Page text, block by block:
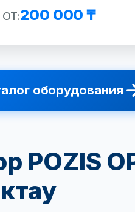
200 000 ₸
оборудования
POZIS